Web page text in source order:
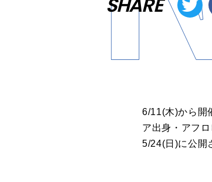
6/11(木)から開
ア出身・アフ
5/24(日)に公開